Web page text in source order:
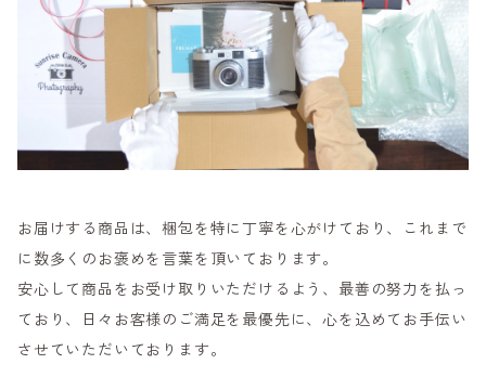
お届けする商品は、梱包を特に丁寧を心がけており、これまで
に数多くのお褒めを言葉を頂いております。
安心して商品をお受け取りいただけるよう、最善の努力を払っ
ており、日々お客様のご満足を最優先に、心を込めてお手伝い
させていただいております。